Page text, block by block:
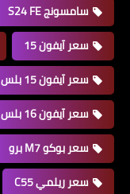
سامسونج S24 FE
سعر آيفون 15
سعر آيفون 15 بلس
سعر آيفون 16 بلس
سعر بوكو M7 برو
سعر ريلمي C55